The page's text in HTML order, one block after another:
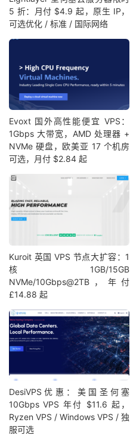
5 折：月付 $4.9 起，原生 IP，
可选优化 / 标准 / 国际网络
Evoxt 国外高性能便宜 VPS：
1Gbps 大带宽，AMD 处理器 +
NVMe 硬盘，欧美亚 17 个机房
可选，月付 $2.84 起
Kuroit 英国 VPS 节点大扩容：1
核1GB/15GB
NVMe/10Gbps@2TB，年付
£14.88 起
DesiVPS优惠：美国圣何塞
10Gbps VPS 年付 $11.6 起，
Ryzen VPS / Windows VPS / 独
服可选